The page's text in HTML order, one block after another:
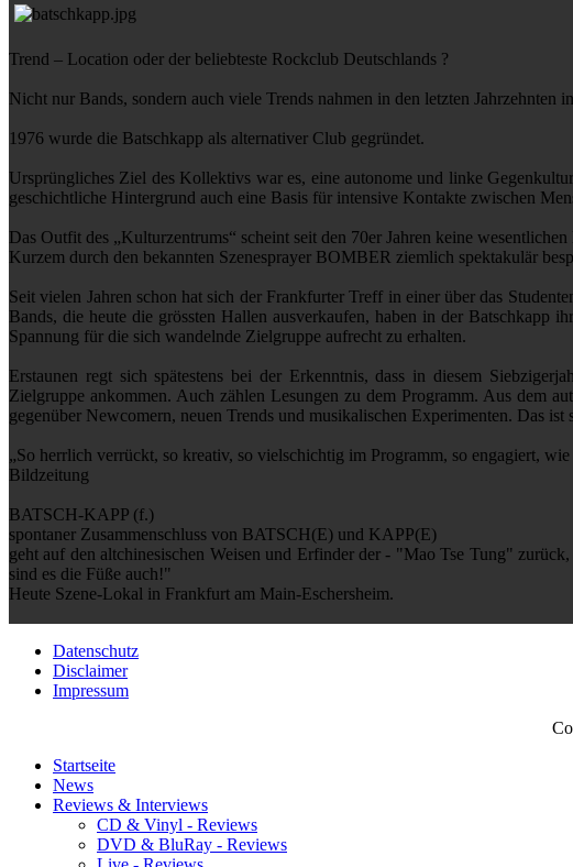
Trend – Location oder der beliebteste Rockclub Deutschlands ?
Nicht nur Bands, sondern auch viele Trends nahmen in den letzten
1976 wurde die Batschkapp als alternativer Club gegründet.
Ursprüngliches Ziel des Kollektivs war es, eine autonome und linke
geschichtliche Hintergrund auch eine Basis für intensive Kontakte zwischen
Das Outfit des „Kulturzentrums“ scheint seit den 70er Jahren keine
Kurzem durch den bekannten Szenesprayer BOMBER ziemlich spektakulär
Seit vielen Jahren schon hat sich der Frankfurter Treff in einer über das
Bands, die heute die grössten Hallen ausverkaufen, haben in der Batschkapp
Spannung für die sich wandelnde Zielgruppe aufrecht zu erhalten.
Erstaunen regt sich spätestens bei der Erkenntnis, dass in diesem
Zielgruppe ankommen. Auch zählen Lesungen zu dem Programm. Aus dem
gegenüber Newcomern, neuen Trends und musikalischen Experimenten. Das
„So herrlich verrückt, so kreativ, so vielschichtig im Programm, so engagiert,
Bildzeitung
BATSCH-KAPP (f.)
spontaner Zusammenschluss von BATSCH(E) und KAPP(E)
geht auf den altchinesischen Weisen und Erfinder der - "Mao Tse Tung"
sind es die Füße auch!"
Heute Szene-Lokal in Frankfurt am Main-Eschersheim.
Datenschutz
Disclaimer
Impressum
Startseite
News
Reviews & Interviews
CD & Vinyl - Reviews
DVD & BluRay - Reviews